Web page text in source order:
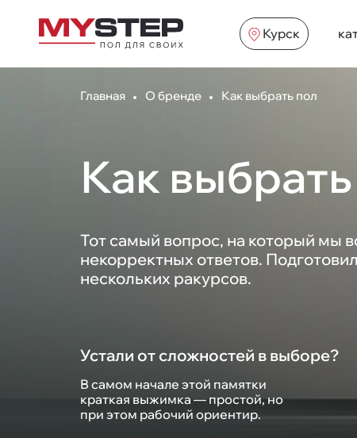
Курск
Главная О бренде Как выбрать пол
Как
Тот самый вопрос, на который мы
некорректных ответов.
нескольких ракурсов.
Устали от сложностей в выборе?
В самом начале этой памятки
краткая выжимка — простой, но
при этом рабочий ориентир.